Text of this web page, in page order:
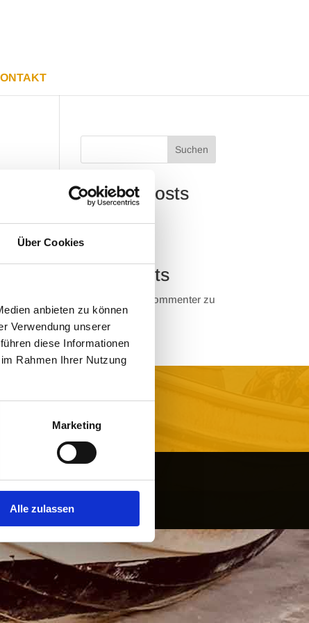
Über Cookies
anbieten zu können
Verwendung unserer
diese Informationen
Rahmen Ihrer Nutzung
Marketing
Alle zulassen
Suchen
Recent Posts
Comments
A WordPress Commenter zu
Hel­lo world!